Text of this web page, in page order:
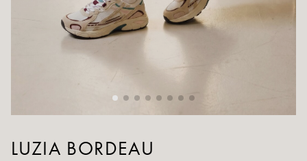
LUZIA BORDEAU